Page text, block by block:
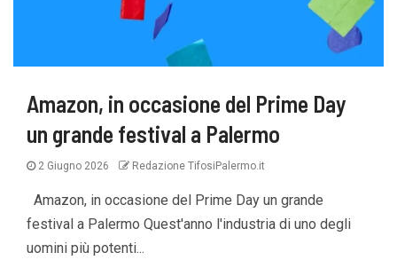
Amazon, in occasione del Prime Day
un grande festival a Palermo
2 Giugno 2026 Redazione TifosiPalermo.it
Amazon, in occasione del Prime Day un grande
festival a Palermo Quest'anno l'industria di uno degli
uomini più potenti...